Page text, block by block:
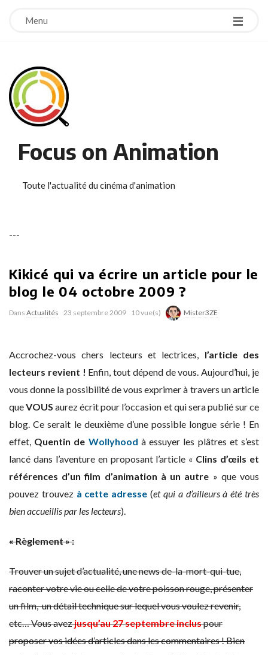
Menu
Focus on Animation
Toute l'actualité du cinéma d'animation
---
Kikicé qui va écrire un article pour le
blog le 04 octobre 2009 ?
Dans Actualités 23 septembre 2009 10 vue(s) Mister3ZE
Accrochez-vous chers lecteurs et lectrices, l’article des
lecteurs revient ! Enfin, tout dépend de vous. Aujourd’hui, je
vous donne la possibilité de vous exprimer à travers un article
queVOUS aurez écrit pour l’occasion et qui sera publié sur ce
blog. Ce serait le deuxième d’une possible longue série ! En
effet, Quentin de Wollyhood à essuyer les plâtres et s’est
lancé dans l’aventure en proposant l’article « Clins d’œils et
références d’un film d’animation à un autre » que vous
pouvez trouvez à cette adresse (et qui a d’ailleurs à été très
bien accueillis par les lecteurs).
« Règlement » :
Trouver un sujet d’actualité, une news de-la-mort-qui-tue,
raconter votre vie ou celle de votre poisson rouge, présenter
un film, un détail technique sur lequel vous voulez revenir,
etc… Vous avezjusqu’au 27 septembre incluspour
proposer vos idées d’articles dans les commentaires ! Bien